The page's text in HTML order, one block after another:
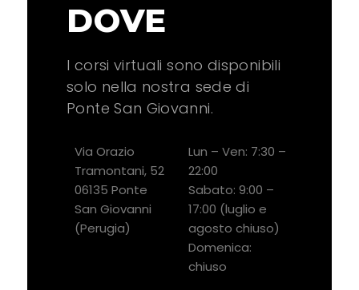
DOVE
I corsi virtuali sono disponibili
solo nella nostra sede di
Ponte San Giovanni.
Via Orazio
Tramontani, 52
06135 Ponte
San Giovanni
(Perugia)
Lun – Ven: 7:30 –
22:00
Sabato: 9:00 –
17:00 (luglio e
agosto chiuso)
Domenica:
chiuso